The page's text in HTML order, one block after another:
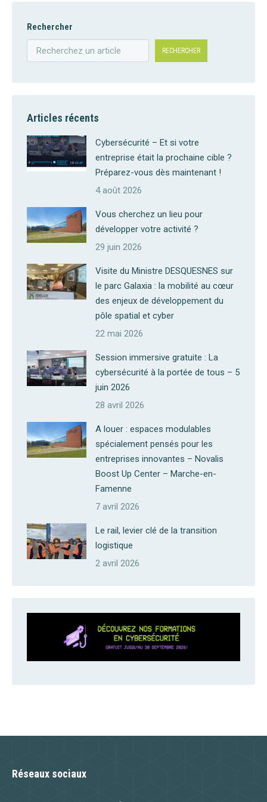
Rechercher
RECHERCHER
Articles récents
Cybersécurité – Et si votre
entreprise était la prochaine cible ?
Préparez-vous dès maintenant !
4 août 2026
Vous cherchez un lieu pour
développer votre activité ?
29 juin 2026
Visite du Ministre DESQUESNES sur
le parc Galaxia : la mobilité au cœur
des enjeux de développement du
pôle spatial et cyber
22 mai 2026
Session immersive gratuite : La
cybersécurité à la portée de tous – 5
juin 2026
28 avril 2026
A louer : espaces modulables
spécialement pensés pour les
entreprises innovantes – Novalis
Boost Up Center – Marche-en-
Famenne
7 avril 2026
Le rail, levier clé de la transition
logistique
2 avril 2026
Réseaux sociaux